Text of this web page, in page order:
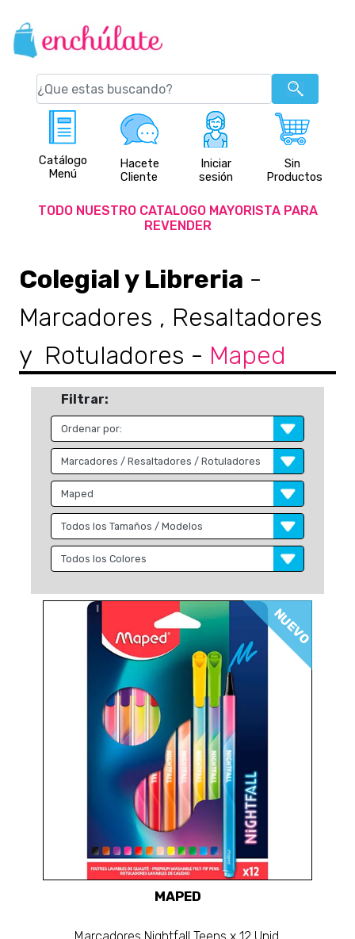
Catálogo
Menú
Hacete
Cliente
Iniciar
sesión
Sin
Productos
TODO NUESTRO CATALOGO MAYORISTA PARA
REVENDER
Colegial y Libreria -
Marcadores , Resaltadores
y Rotuladores - Maped
Filtrar:
NUEVO
MAPED